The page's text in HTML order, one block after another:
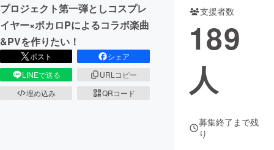
プロジェクト第一弾としコスプレ
イヤー×ボカロPによるコラボ楽曲
&PVを作りたい！
ポスト
シェア
LINEで送る
URLコピー
埋め込み
QRコード
支援者数
189
人
募集終了まで残
り